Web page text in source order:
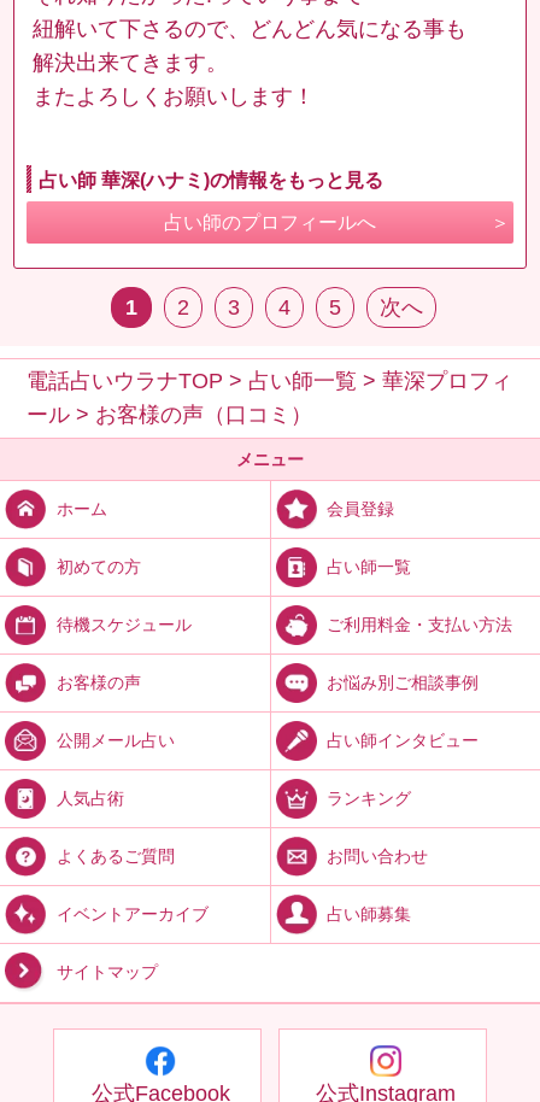
紐解いて下さるので、どんどん気になる事も
解決出来てきます。
またよろしくお願いします！
占い師 華深(ハナミ)の情報をもっと見る
占い師のプロフィールへ
1 2 3 4 5 次へ
電話占いウラナTOP > 占い師一覧 >華深プロフィ
ール > お客様の声（口コミ）
メニュー
ホーム 会員登録
初めての方 占い師一覧
待機スケジュール ご利用料金・支払い方法
お客様の声 お悩み別ご相談事例
公開メール占い 占い師インタビュー
人気占術 ランキング
よくあるご質問 お問い合わせ
イベントアーカイブ 占い師募集
サイトマップ
公式Facebook 公式Instagram